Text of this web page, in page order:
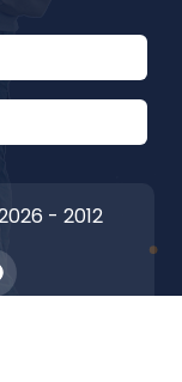
2012 - 2026 TourTurka. كل الحقوق محفوظة.